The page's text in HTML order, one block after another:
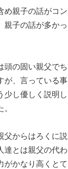
め親子の話がコ
子の話が多かっ
頭の固い親父で
が、言っている
少し優しく説明
父からはろくに
達とは親父の代
がかなり高くと